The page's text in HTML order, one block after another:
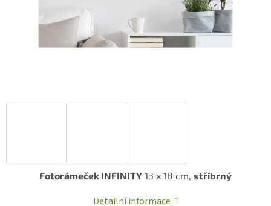
Fotorámeček INFINITY 13 x 18 cm, stříbrný
Detailní informace